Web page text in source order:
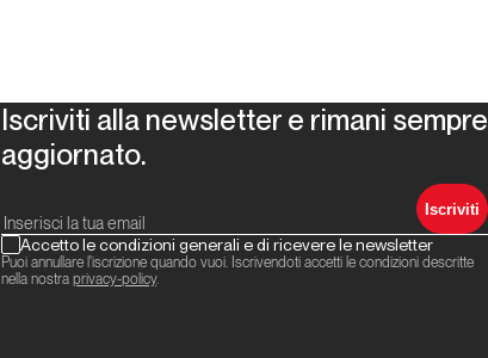
Iscriviti alla newsletter e rimani sempre
aggiornato.
Iscriviti
Accetto le condizioni generali e di ricevere le newsletter
Puoi annullare l'iscrizione quando vuoi. Iscrivendoti accetti le condizioni descritte
nella nostra privacy-policy.